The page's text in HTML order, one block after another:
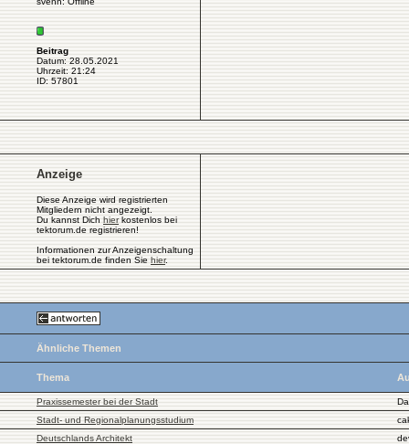
Beitrag
Datum: 28.05.2021
Uhrzeit: 21:24
ID: 57801
Anzeige
Diese Anzeige wird registrierten
Mitgliedern nicht angezeigt.
Du kannst Dich hierkostenlos bei
tektorum.de registrieren!
Informationen zur Anzeigenschaltung
bei tektorum.de finden Sie hier.
Ähnliche Themen
Thema
Praxissemester bei der Stadt
Stadt- und Regionalplanungsstudium
Deutschlands Architekt